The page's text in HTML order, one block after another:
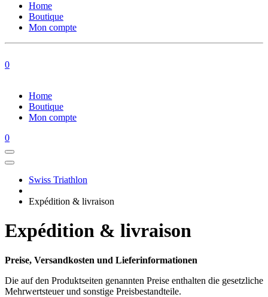
Home
Boutique
Mon compte
0
Home
Boutique
Mon compte
0
Swiss Triathlon
Expédition & livraison
Expédition & livraison
Preise, Versandkosten und Lieferinformationen
Die auf den Produktseiten genannten Preise enthalten die gesetzliche
Mehrwertsteuer und sonstige Preisbestandteile.